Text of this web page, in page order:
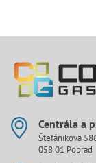
Centrála a
Štefánikova
058 01 Poprad